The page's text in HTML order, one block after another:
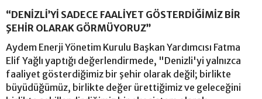
“DENİZLİ’Yİ SADECE FAALİYET GÖSTERDİĞİMİZ BİR
ŞEHİR OLARAK GÖRMÜYORUZ”
Aydem Enerji Yönetim Kurulu Başkan Yardımcısı Fatma
Elif Yağlı yaptığı değerlendirmede, "Denizli'yi yalnızca
faaliyet gösterdiğimiz bir şehir olarak değil; birlikte
büyüdüğümüz, birlikte değer ürettiğimiz ve geleceğini